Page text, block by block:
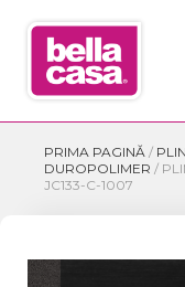
PRIMA PAGINĂ /
DUROPOLIMER /
JC133-C-1007